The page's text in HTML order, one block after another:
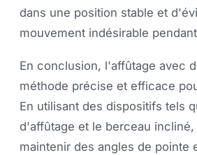
dans une position stable et
mouvement indésirable
En conclusion, l'affûtage avec
méthode précise et efficace
En utilisant des dispositifs tels
d'affûtage et le berceau
maintenir des angles de pointe